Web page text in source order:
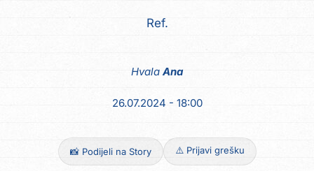
Ref.
HvalaAna
26.07.2024 - 18:00
📸 Podijeli na Story ⚠️ Prijavi grešku